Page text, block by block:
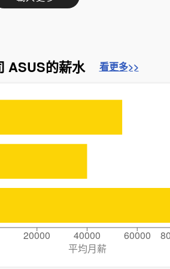
ASUS的薪水 看更多>>
20000 40000 60000
平均月薪